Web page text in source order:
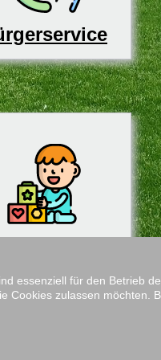
essenziell für den Betrieb
Cookies zulassen